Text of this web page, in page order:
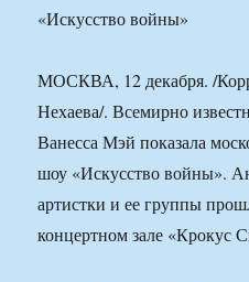
МОСКВА, 12 декабря. /
Нехаева/. Всемирно
Ванесса Мэй показала
шоу «Искусство войны».
артистки и ее группы
концертном зале «Крокус